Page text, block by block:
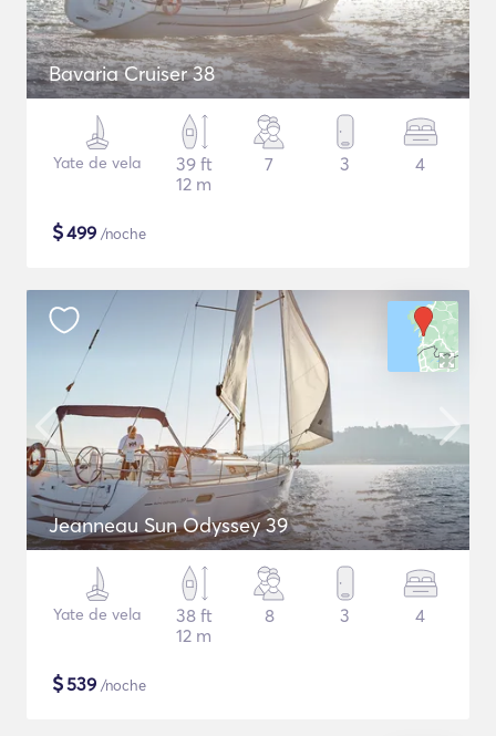
Bavaria Cruiser 38
Yate de vela
39 ft
12 m
7 3 4
$499 /noche
Jeanneau Sun Odyssey 39
Yate de vela
38 ft
12 m
8 3 4
$539 /noche